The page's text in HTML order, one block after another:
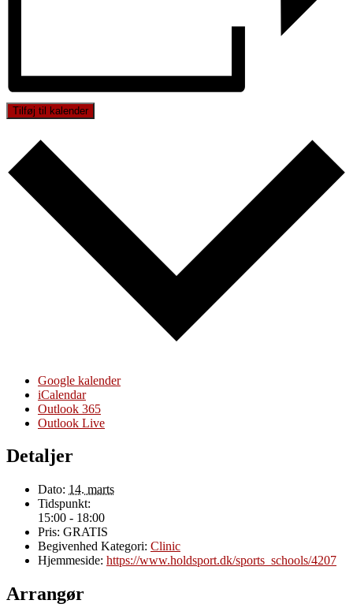
Tilføj til kalender
Google kalender
iCalendar
Outlook 365
Outlook Live
Detaljer
Dato: 14. marts
Tidspunkt:
15:00 - 18:00
Pris: GRATIS
Begivenhed Kategori: Clinic
Hjemmeside: https://www.holdsport.dk/sports_schools/4207
Arrangør